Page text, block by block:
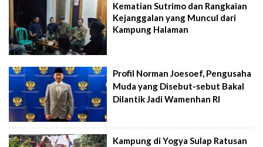
Kematian Sutrimo dan Rangkaian
Kejanggalan yang Muncul dari
Kampung Halaman
Profil Norman Joesoef, Pengusaha
Muda yang Disebut-sebut Bakal
Dilantik Jadi Wamenhan RI
Kampung di Yogya Sulap Ratusan